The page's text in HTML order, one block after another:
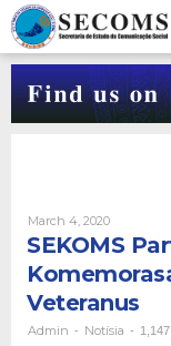
Skip
to
content
March 4, 2020By
Admin
SEKOMS
Veteranus
Admin - Notísia -